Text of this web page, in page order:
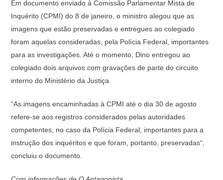
Em documento enviado à Comissão Parlamentar Mista de
Inquérito (CPMI) do 8 de janeiro, o ministro alegou que as
imagens que estão preservadas e entregues ao colegiado
foram aquelas consideradas, pela Polícia Federal, importantes
para as investigações. Até o momento, Dino entregou ao
colegiado dois arquivos com gravações de parte do circuito
interno do Ministério da Justiça.
“As imagens encaminhadas à CPMI até o dia 30 de agosto
refere-se aos registros considerados pelas autoridades
competentes, no caso da Polícia Federal, importantes para a
instrução dos inquéritos e que foram, portanto, preservadas“,
concluiu o documento.